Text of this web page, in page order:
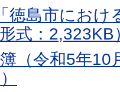
徳島市におけ
式：2,323KB
（令和5年10